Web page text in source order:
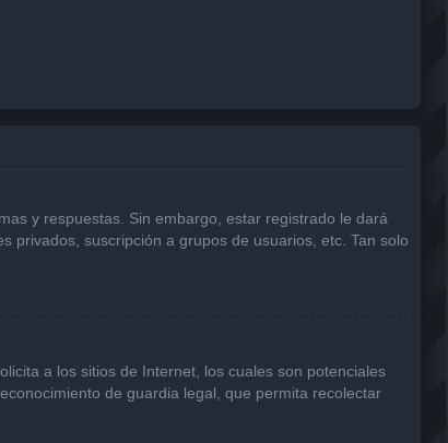
y respuestas. Sin embargo, estar registrado le dará
privados, suscripción a grupos de usuarios, etc. Tan solo
a los sitios de Internet, los cuales son potenciales
de guardia legal, que permita recolectar